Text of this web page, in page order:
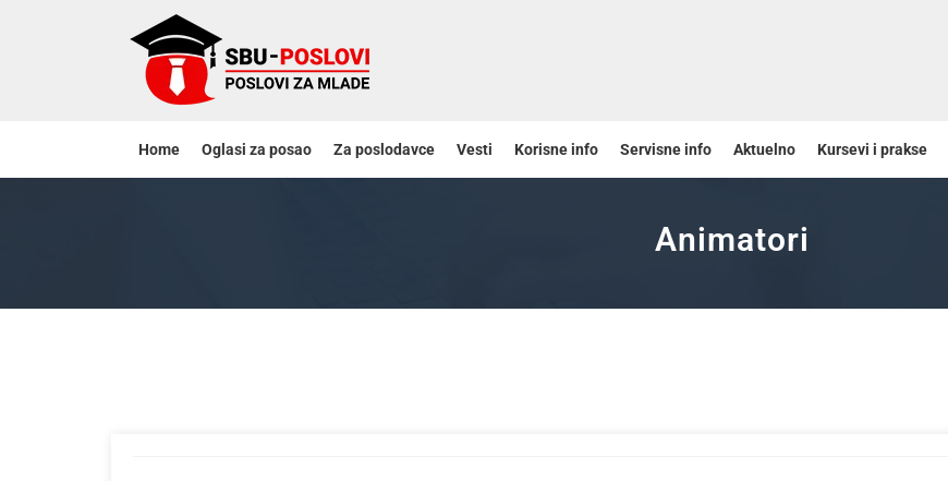
Home Oglasi za posao Za poslodavce Vesti Korisne info Servisne info Aktuelno Kursevi i prakse
Animatori